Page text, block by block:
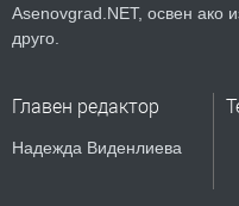
Asenovgrad.NET, освен ако
друго.
Главен редактор
Надежда Виденлиева